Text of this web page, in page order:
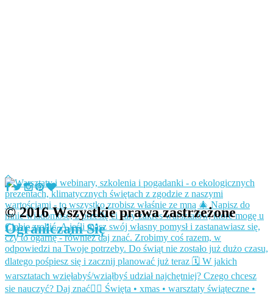
© 2016 Wszystkie prawa zastrzeżone
Ograniczam Się